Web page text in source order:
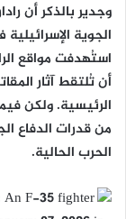
وجدير بالذكر أن
استُهدفت مواقع
أن تُلتقط آثار
الرئيسية. ولكن
من قدرات الدفاع
الحرب الحالية.